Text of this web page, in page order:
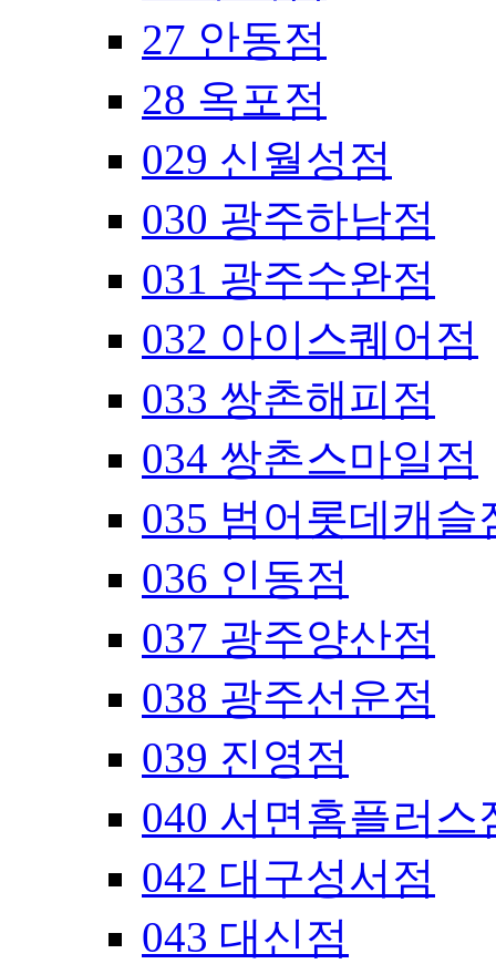
27 안동점
28 옥포점
029 신월성점
030 광주하남점
031 광주수완점
032 아이스퀘어점
033 쌍촌해피점
034 쌍촌스마일점
035 범어롯데캐슬
036 인동점
037 광주양산점
038 광주선운점
039 진영점
040 서면홈플러스
042 대구성서점
043 대신점